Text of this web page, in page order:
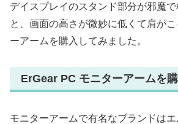
デイスプレイのスタンド部分が邪魔
と、画面の高さが微妙に低くて肩が
ーアームを購入してみました。
ErGear PC モニターアームを
モニターアームで有名なブランドはエ